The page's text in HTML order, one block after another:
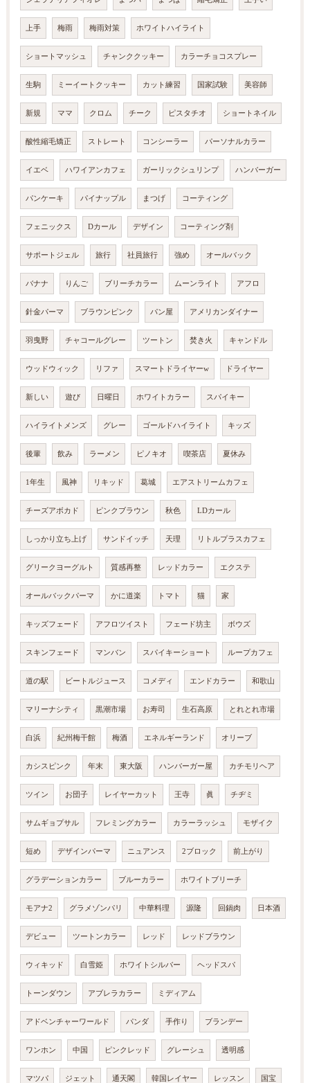
上手 梅雨 梅雨対策 ホワイトハイライト
ショートマッシュ チャンククッキー カラーチョコスプレー
生駒 ミーイートクッキー カット練習 国家試験 美容師
新規 ママ クロム チーク ピスタチオ ショートネイル
酸性縮毛矯正 ストレート コンシーラー パーソナルカラー
イエベ ハワイアンカフェ ガーリックシュリンプ ハンバーガー
パンケーキ パイナップル まつげ コーティング
フェニックス Dカール デザイン コーティング剤
サポートジェル 旅行 社員旅行 強め オールバック
バナナ りんご ブリーチカラー ムーンライト アフロ
針金パーマ ブラウンピンク パン屋 アメリカンダイナー
羽曳野 チャコールグレー ツートン 焚き火 キャンドル
ウッドウィック リファ スマートドライヤーw ドライヤー
新しい 遊び 日曜日 ホワイトカラー スパイキー
ハイライトメンズ グレー ゴールドハイライト キッズ
後輩 飲み ラーメン ピノキオ 喫茶店 夏休み
1年生 風神 リキッド 葛城 エアストリームカフェ
チーズアボカド ピンクブラウン 秋色 LDカール
しっかり立ち上げ サンドイッチ 天理 リトルプラスカフェ
グリークヨーグルト 質感再整 レッドカラー エクステ
オールバックパーマ かに道楽 トマト 猫 家
キッズフェード アフロツイスト フェード坊主 ボウズ
スキンフェード マンバン スパイキーショート ループカフェ
道の駅 ビートルジュース コメディ エンドカラー 和歌山
マリーナシティ 黒潮市場 お寿司 生石高原 とれとれ市場
白浜 紀州梅干館 梅酒 エネルギーランド オリーブ
カシスピンク 年末 東大阪 ハンバーガー屋 カチモリヘア
ツイン お団子 レイヤーカット 王寺 眞 チヂミ
サムギョプサル フレミングカラー カラーラッシュ モザイク
短め デザインパーマ ニュアンス 2ブロック 前上がり
グラデーションカラー ブルーカラー ホワイトブリーチ
モアナ2 グラメゾンパリ 中華料理 源隆 回鍋肉 日本酒
デビュー ツートンカラー レッド レッドブラウン
ウィキッド 白雪姫 ホワイトシルバー ヘッドスパ
トーンダウン アブレラカラー ミディアム
アドベンチャーワールド パンダ 手作り ブランデー
ワンホン 中国 ピンクレッド グレーシュ 透明感
マツパ ジェット 通天閣 韓国レイヤー レッスン 国宝